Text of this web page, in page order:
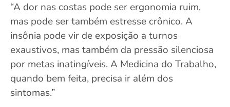
“A dor nas costas pode ser ergonomia ruim,
mas pode ser também estresse crônico. A
insônia pode vir de exposição a turnos
exaustivos, mas também da pressão silenciosa
por metas inatingíveis. A Medicina do Trabalho,
quando bem feita, precisa ir além dos
sintomas.”